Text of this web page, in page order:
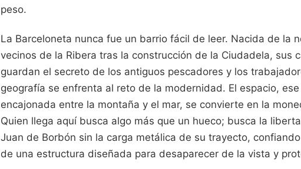
peso.
La Barceloneta nunca fue un barrio fácil de leer. Nacida de la
vecinos de la Ribera tras la construcción de la Ciudadela, sus
guardan el secreto de los antiguos pescadores y los
geografía se enfrenta al reto de la modernidad. El espacio,
encajonada entre la montaña y el mar, se convierte en la
Quien llega aquí busca algo más que un hueco; busca la
Juan de Borbón sin la carga metálica de su trayecto,
de una estructura diseñada para desaparecer de la vista y